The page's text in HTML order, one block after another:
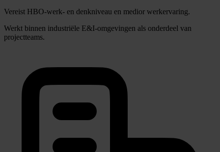
Vereist HBO-werk- en denkniveau en medior werkervaring.
Werkt binnen industriële E&I-omgevingen als onderdeel van
projectteams.